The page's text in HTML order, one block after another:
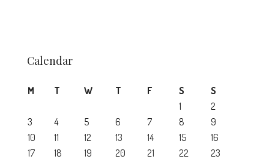
Calendar
M T W T F S
S
1
2
3
4 5 6 7 8
9
10
11 12 13 14 15
16
17
18 19 20 21 22
23